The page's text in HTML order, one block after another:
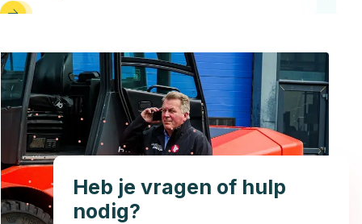
Heb je vragen of hulp
nodig?